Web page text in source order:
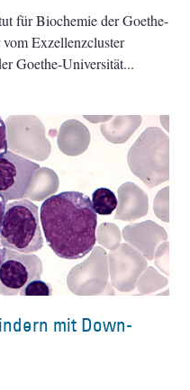
für Biochemie der Goethe-
Exzellenzcluster
Goethe-Universität
mit Down-